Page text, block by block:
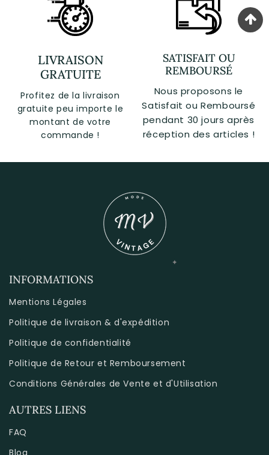
LIVRAISON
GRATUITE
Profitez de la livraison
gratuite peu importe le
montant de votre
commande !
SATISFAIT OU
REMBOURSÉ
Nous proposons le
Satisfait ou Remboursé
pendant 30 jours après
réception des articles !
INFORMATIONS
Mentions Légales
Politique de livraison & d'expédition
Politique de confidentialité
Politique de Retour et Remboursement
Conditions Générales de Vente et d'Utilisation
AUTRES LIENS
FAQ
Blog